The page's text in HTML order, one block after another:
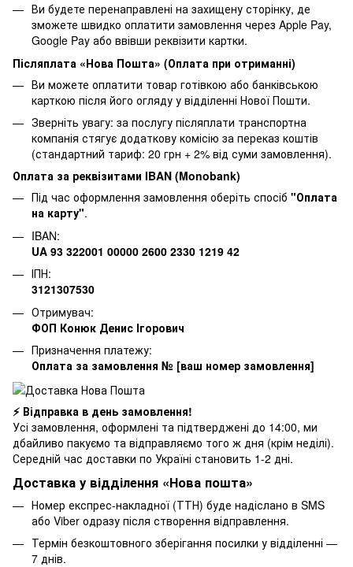
Ви будете перенаправлені на захищену сторінку, де
зможете швидко оплатити замовлення через Apple Pay,
Google Pay або ввівши реквізити картки.
Післяплата «Нова Пошта» (Оплата при отриманні)
Ви можете оплатити товар готівкою або банківською
карткою після його огляду у відділенні Нової Пошти.
Зверніть увагу: за послугу післяплати транспортна
компанія стягує додаткову комісію за переказ коштів
(стандартний тариф: 20 грн + 2% від суми замовлення).
Оплата за реквізитами IBAN (Monobank)
Під час оформлення замовлення оберіть спосіб "Оплата
на карту".
IBAN:
UA 93 322001 00000 2600 2330 1219 42
ІПН:
3121307530
Отримувач:
ФОП Конюк Денис Ігорович
Призначення платежу:
Оплата за замовлення № [ваш номер замовлення]
⚡ Відправка в день замовлення!
Усі замовлення, оформлені та підтверджені до 14:00, ми
дбайливо пакуємо та відправляємо того ж дня (крім неділі).
Середній час доставки по Україні становить 1-2 дні.
Доставка у відділення «Нова пошта»
Номер експрес-накладної (ТТН) буде надіслано в SMS
або Viber одразу після створення відправлення.
Термін безкоштовного зберігання посилки у відділенні —
7 днів.